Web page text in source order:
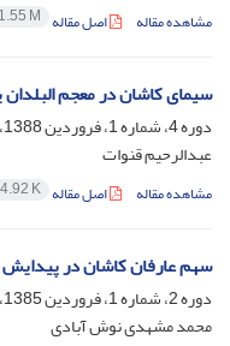
مشاهده مقاله اصل مقاله 1.55 M
سیمای کاشان در معجم
دوره 4، شماره 1، فروردین 1388، صفحه
عبدالرحیم قنوات
مشاهده مقاله اصل مقاله K
سهم عارفان کاشان در
دوره 2، شماره 1، فروردین 1385، صفحه
محمد مشهدی نوش آبادی